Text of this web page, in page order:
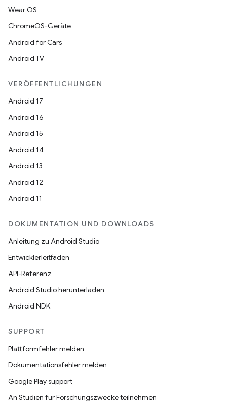
Wear OS
ChromeOS-Geräte
Android for Cars
Android TV
VERÖFFENTLICHUNGEN
Android 17
Android 16
Android 15
Android 14
Android 13
Android 12
Android 11
DOKUMENTATION UND DOWNLOADS
Anleitung zu Android Studio
Entwicklerleitfäden
API-Referenz
Android Studio herunterladen
Android NDK
SUPPORT
Plattformfehler melden
Dokumentationsfehler melden
Google Play support
An Studien für Forschungszwecke teilnehmen